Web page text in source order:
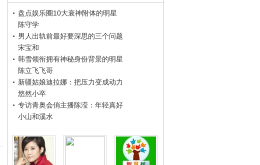
盘点娱乐圈10大衰神附体的明星
陈守学
男人出轨前最好要深思的三个问题
宋宝和
韩雪领衔拥有神秘身份背景的明星
陈立飞飞哥
新疆姑娘迪拉娜：把压力变成动力
悠然小卒
专访青奥会俏主播陈滢：年轻真好
小山和溪水